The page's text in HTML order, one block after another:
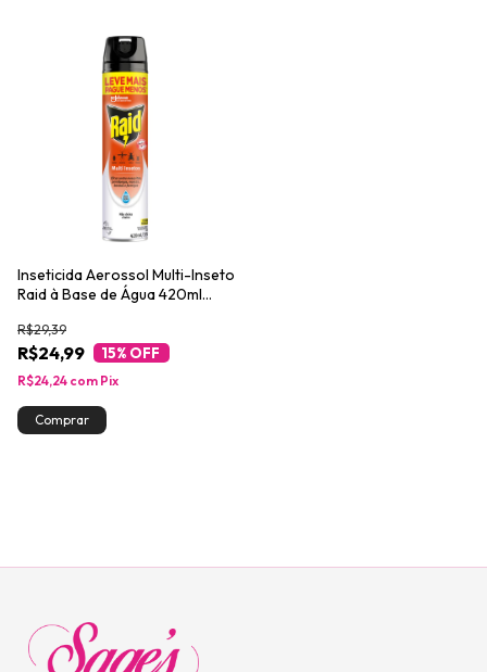
Inseticida Aerossol Multi-Inseto
Raid à Base de Água 420ml
R$24,99
R$29,39
15% OFF
R$24,24 com Pix